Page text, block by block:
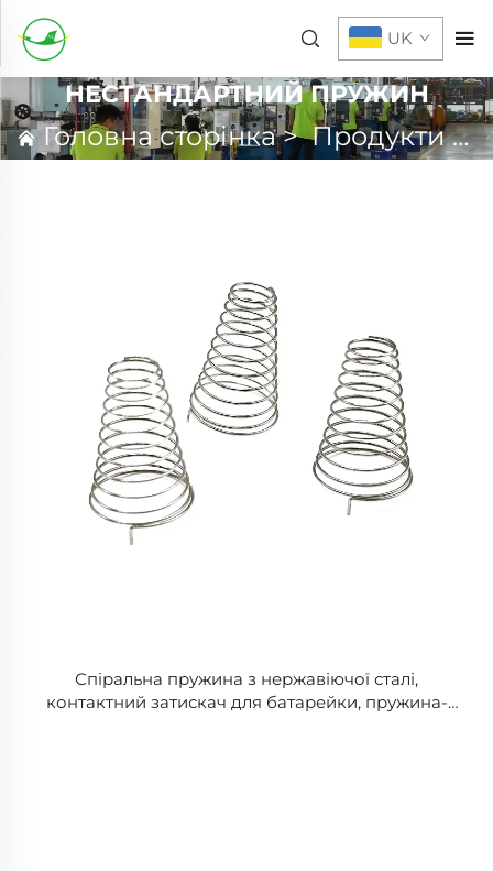
UK
НЕСТАНДАРТНИЙ ПРУЖИН
Головна сторінка>Продукти>
Спіральна пружина з нержавіючої сталі,
контактний затискач для батарейки, пружина-